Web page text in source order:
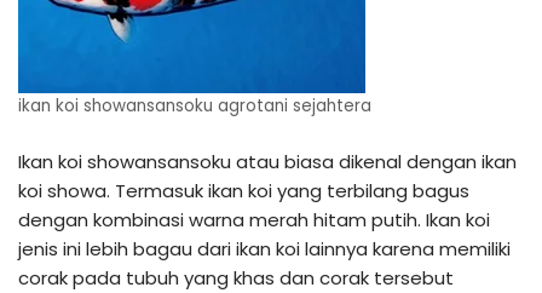
ikan koi showansansoku agrotani sejahtera
Ikan koi showansansoku atau biasa dikenal dengan ikan
koi showa. Termasuk ikan koi yang terbilang bagus
dengan kombinasi warna merah hitam putih. Ikan koi
jenis ini lebih bagau dari ikan koi lainnya karena memiliki
corak pada tubuh yang khas dan corak tersebut